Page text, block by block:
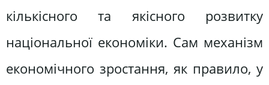
кількісного та якісного розвитку
національної економіки. Сам механізм
економічного зростання, як правило, у